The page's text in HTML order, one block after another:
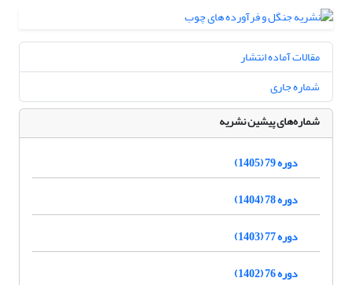
مقالات آماده انتشار
شماره جاری
شماره‌های پیشین نشریه
دوره 79 (1405)
دوره 78 (1404)
دوره 77 (1403)
دوره 76 (1402)